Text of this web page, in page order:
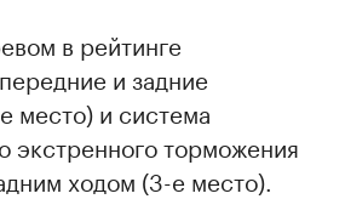
в рейтинге
и задние
место) и система
экстренного торможения
ходом (3-е место).